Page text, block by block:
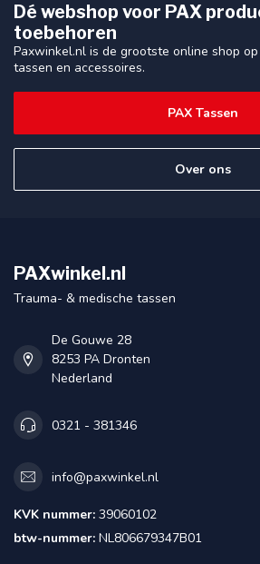
Dé webshop voor PAX
toebehoren
Paxwinkel.nl is de grootste online shop
tassen en accessoires.
PAX Tassen
Over ons
PAXwinkel.nl
Trauma- & medische tassen
De Gouwe 28
8253 PA Dronten
Nederland
0321 - 381346
info@paxwinkel.nl
KVK nummer: 39060102
btw-nummer: NL806679347B01